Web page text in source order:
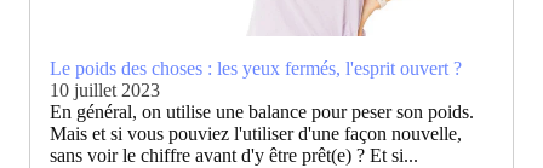
Le poids des choses : les yeux fermés, l'esprit ouvert ?
10 juillet 2023
En général, on utilise une balance pour peser son poids.
Mais et si vous pouviez l'utiliser d'une façon nouvelle,
sans voir le chiffre avant d'y être prêt(e) ? Et si...